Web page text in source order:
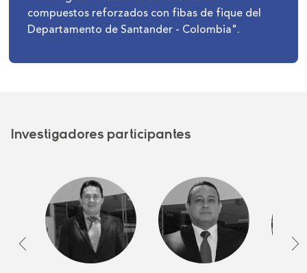
compuestos reforzados con fibas de fique del
Departamento de Santander - Colombia".
Investigadores participantes